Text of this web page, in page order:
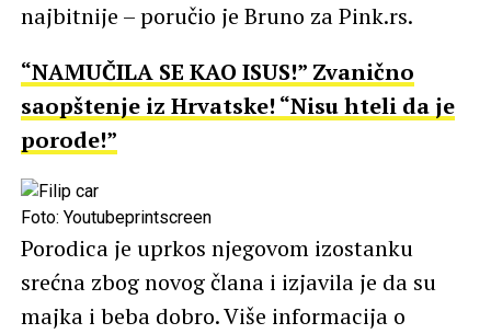
najbitnije – poručio je Bruno za Pink.rs.
“NAMUČILA SE KAO ISUS!” Zvanično
saopštenje iz Hrvatske! “Nisu hteli da je
porode!”
Foto: Youtubeprintscreen
Porodica je uprkos njegovom izostanku
srećna zbog novog člana i izjavila je da su
majka i beba dobro. Više informacija o